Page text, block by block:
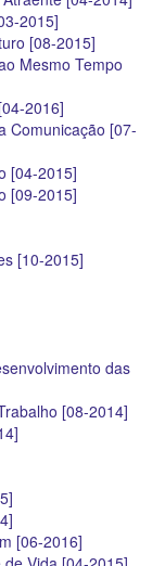
2015]
[08-2015]
Mesmo Tempo
2016]
Comunicação [07-
[04-2015]
[09-2015]
[10-2015]
das
[08-2014]
[06-2016]